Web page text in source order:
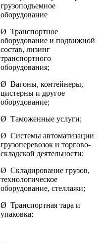
грузоподъемное
оборудование
Ø Транспортное
оборудование и подвижной
состав, лизинг
транспортного
оборудования;
Ø Вагоны, контейнеры,
цистерны и другое
оборудование;
Ø Таможенные услуги;
Ø Системы автоматизации
грузоперевозок и торгово-
складской деятельности;
Ø Складирование грузов,
технологическое
оборудование, стеллажи;
Ø Транспортная тара и
упаковка;